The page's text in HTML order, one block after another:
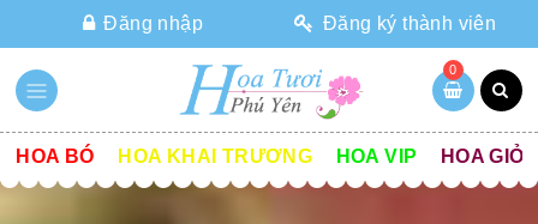
Đăng nhập Đăng ký thành viên
0
HOA BÓ HOA KHAI TRƯƠNG HOA VIP HOA GIỎ